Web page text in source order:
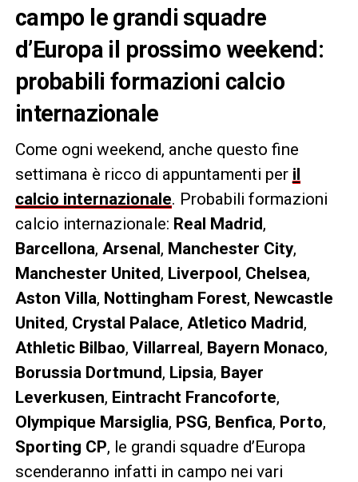
campo le grandi squadre
d’Europa il prossimo weekend:
probabili formazioni calcio
internazionale
Come ogni weekend, anche questo fine
settimana è ricco di appuntamenti per il
calcio internazionale. Probabili formazioni
calcio internazionale: Real Madrid,
Barcellona, Arsenal, Manchester City,
Manchester United, Liverpool, Chelsea,
Aston Villa, Nottingham Forest, Newcastle
United, Crystal Palace, Atletico Madrid,
Athletic Bilbao, Villarreal, Bayern Monaco,
Borussia Dortmund, Lipsia, Bayer
Leverkusen, Eintracht Francoforte,
Olympique Marsiglia, PSG, Benfica, Porto,
Sporting CP, le grandi squadre d’Europa
scenderanno infatti in campo nei vari